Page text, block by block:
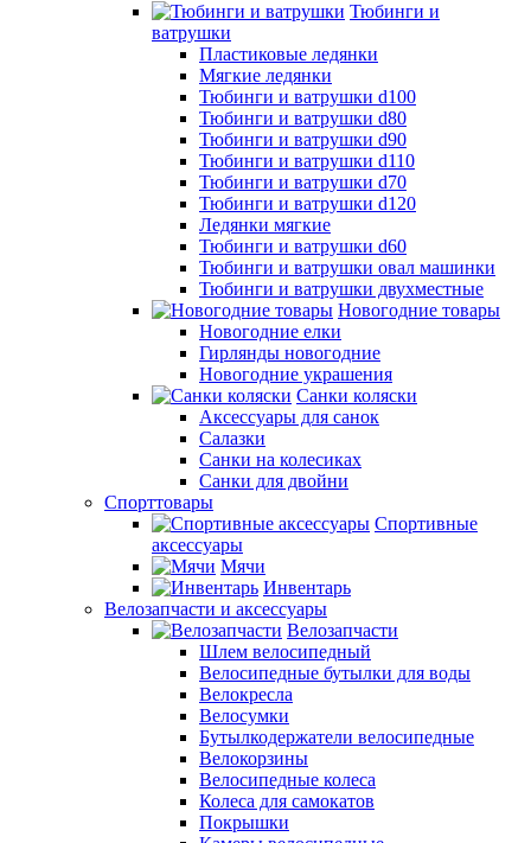
Тюбинги и
ватрушки
Пластиковые ледянки
Мягкие ледянки
Тюбинги и ватрушки d100
Тюбинги и ватрушки d80
Тюбинги и ватрушки d90
Тюбинги и ватрушки d110
Тюбинги и ватрушки d70
Тюбинги и ватрушки d120
Ледянки мягкие
Тюбинги и ватрушки d60
Тюбинги и ватрушки овал машинки
Тюбинги и ватрушки двухместные
Новогодние товары
Новогодние елки
Гирлянды новогодние
Новогодние украшения
Санки коляски
Аксессуары для санок
Салазки
Санки на колесиках
Санки для двойни
Спорттовары
Спортивные
аксессуары
Мячи
Инвентарь
Велозапчасти и аксессуары
Велозапчасти
Шлем велосипедный
Велосипедные бутылки для воды
Велокресла
Велосумки
Бутылкодержатели велосипедные
Велокорзины
Велосипедные колеса
Колеса для самокатов
Покрышки